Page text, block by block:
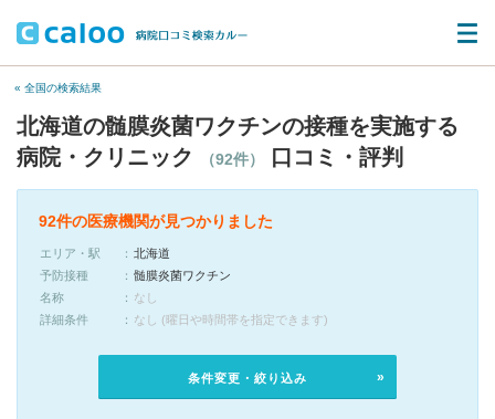
« 全国の検索結果
北海道の髄膜炎菌ワクチンの接種を実施する
病院・クリニック
（92件） 口コミ・評判
92件の医療機関が見つかりました
エリア・駅
北海道
予防接種
髄膜炎菌ワクチン
名称
なし
詳細条件
なし (曜日や時間帯を指定できます)
条件変更・絞り込み